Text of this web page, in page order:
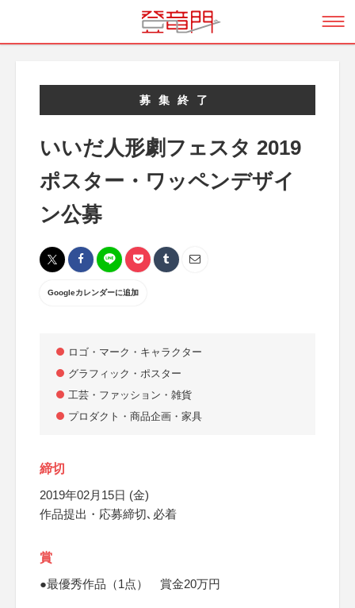
募集終了
いいだ人形劇フェスタ 2019
ポスター・ワッペンデザイ
ン公募
Googleカレンダーに追加
ロゴ・マーク・キャラクター
グラフィック・ポスター
工芸・ファッション・雑貨
プロダクト・商品企画・家具
締切
2019年02月15日 (金)
作品提出・応募締切､必着
賞
●最優秀作品（1点） 賞金20万円